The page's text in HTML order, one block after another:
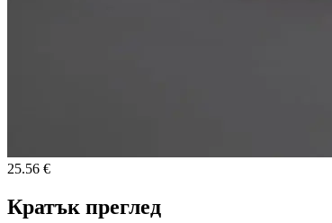
25.56 €
Кратък преглед